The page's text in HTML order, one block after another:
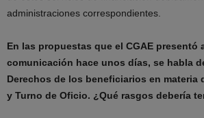
administraciones correspondientes.
En las propuestas que el CGAE presentó
comunicación hace unos días, se habla
Derechos de los beneficiarios en materia
y Turno de Oficio. ¿Qué rasgos debería